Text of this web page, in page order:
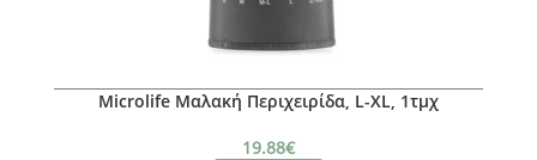
Microlife Μαλακή Περιχειρίδα, L-XL, 1τμχ
19.88€